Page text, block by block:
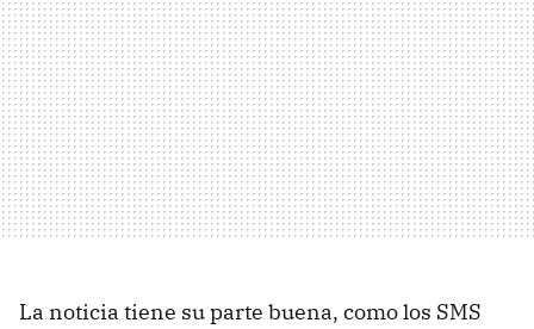
La noticia tiene su parte buena, como los SMS